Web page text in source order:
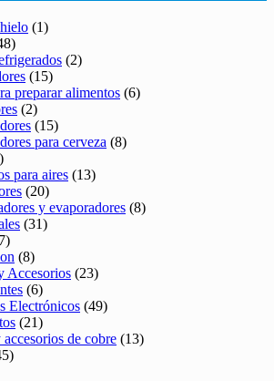
(1)
(2)
(15)
preparar alimentos (6)
(2)
(15)
para cerveza (8)
para aires (13)
(20)
y evaporadores (8)
(31)
(8)
Accesorios (23)
(6)
Electrónicos (49)
(21)
de cobre (13)